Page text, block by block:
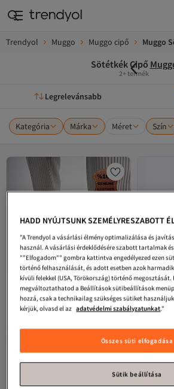
Trendyol Muggo Muggo cipő Muggo
Sötétkék Cipő
2+ termék
Legrelevánsabb
Kategória Márka Méret Szín
28 771
27 536
HADD NYÚJTSUNK SZEMÉLYRESZABOTT
"A Trendyol a vásárlási élmény optimalizálása és
használ. A vásárlási érdeklődésére szabott tartalmak
""Elfogadom"" gombra kattintva engedélyezed ezen
történő felhasználását, és adott esetben azok harmadik
kívüli felekkel (USA, Törökország) történő
megváltoztathatod a Beállítások sütibeállítások
hozzá, csak a technikailag szükséges sütiket
kérjük, olvasd el az adatvédelmi szabályzatunkat."
Összes süti elfogadása
Sütik beállítása